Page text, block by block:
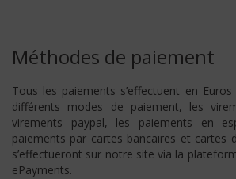
Méthodes de paiement
Tous les paiements s’effectuent en
différents modes de paiement, les
virements paypal, les paiements en
paiements par cartes bancaires et cartes
s’effectueront sur notre site via la
ePayments.